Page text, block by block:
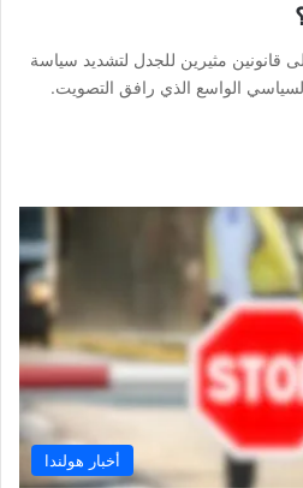
قانونين مثيرين للجدل لتشديد سياسة
الواسع الذي رافق التصويت.
أخبار هولندا